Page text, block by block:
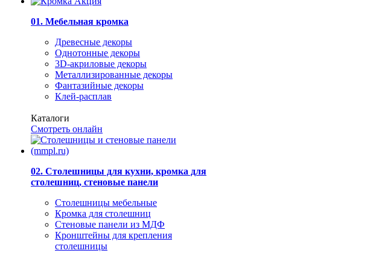
01. Мебельная кромка
Древесные декоры
Однотонные декоры
3D-акриловые декоры
Металлизированные декоры
Фантазийные декоры
Клей-расплав
Каталоги
Смотреть онлайн
02. Столешницы для кухни, кромка для
столешниц, стеновые панели
Столешницы мебельные
Кромка для столешниц
Стеновые панели из МДФ
Кронштейны для крепления
столешницы